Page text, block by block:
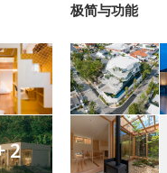
极简与功能
2